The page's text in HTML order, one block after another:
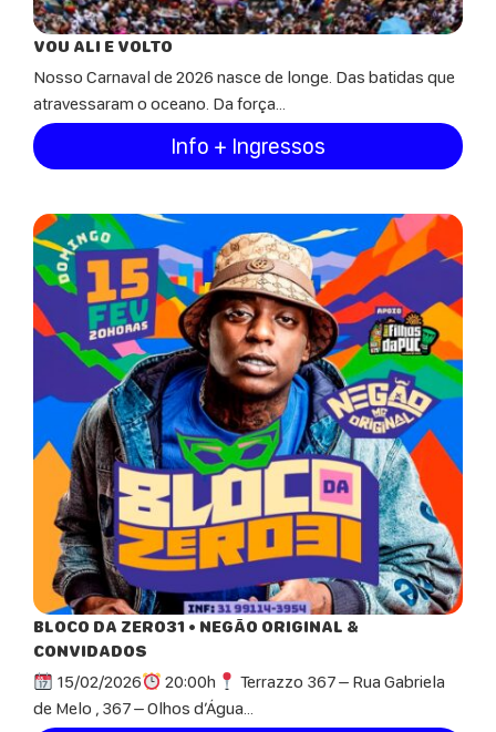
VOU ALI E VOLTO
Nosso Carnaval de 2026 nasce de longe. Das batidas que
atravessaram o oceano. Da força...
Info + Ingressos
BLOCO DA ZERO31 • NEGÃO ORIGINAL &
CONVIDADOS
15/02/2026 20:00h
Terrazzo 367 – Rua Gabriela
de Melo , 367 – Olhos d’Água...